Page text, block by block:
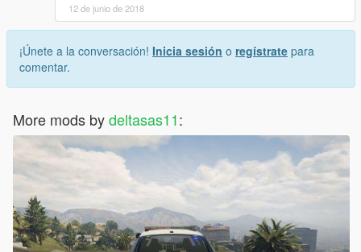
12 de junio de 2018
¡Únete a la conversación! Inicia sesión o regístrate para
comentar.
More mods bydeltasas11: